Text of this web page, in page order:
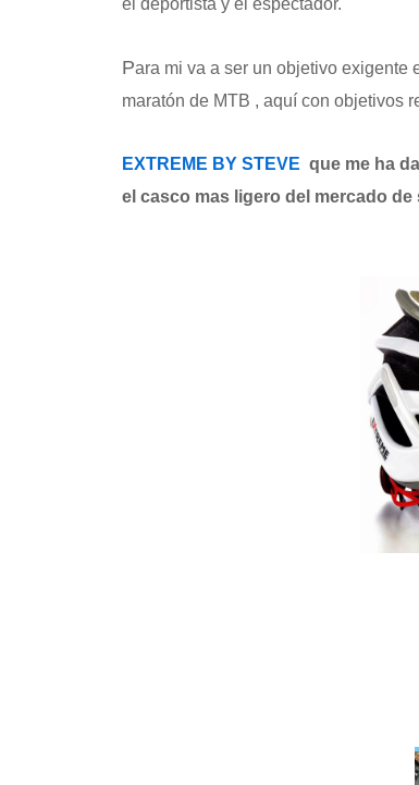
el deportista y el espectador.
Para mi va a ser un objetivo
maratón de MTB , aquí con objetivos
EXTREME BY STEVE que me ha
el casco mas ligero del mercado de